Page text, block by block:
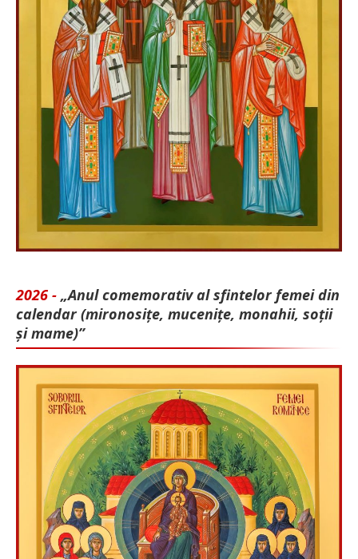
2026 - „Anul comemorativ al sfintelor femei din
calendar (mironosițe, mu­cenițe, monahii, soții
și mame)”